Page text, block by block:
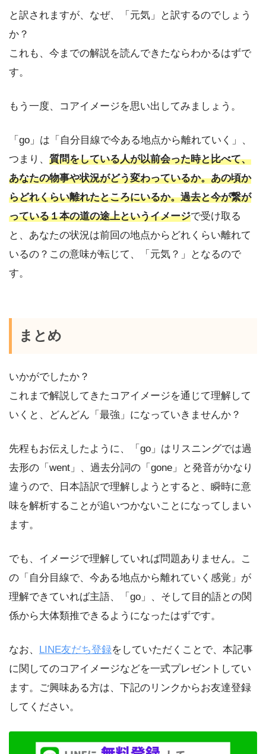
と訳されますが、なぜ、「元気」と訳するのでしょう
か？
これも、今までの解説を読んできたならわかるはずで
す。
もう一度、コアイメージを思い出してみましょう。
「go」は「自分目線で今ある地点から離れていく」、
つまり、 質問をしている人が以前会った時と比べて、
あなたの物事や状況がどう変わっているか。あの頃か
らどれくらい離れたところにいるか。過去と今が繋が
っている１本の道の途上というイメージで受け取る
と、あなたの状況は前回の地点からどれくらい離れて
いるの？この意味が転じて、「元気？」となるので
す。
まとめ
いかがでしたか？
これまで解説してきたコアイメージを通じて理解して
いくと、どんどん「最強」になっていきませんか？
先程もお伝えしたように、「go」はリスニングでは過
去形の「went」、過去分詞の「gone」と発音がかなり
違うので、日本語訳で理解しようとすると、瞬時に意
味を解析することが追いつかないことになってしまい
ます。
でも、イメージで理解していれば問題ありません。こ
の「自分目線で、今ある地点から離れていく感覚」が
理解できていれば主語、「go」、そして目的語との関
係から大体類推できるようになったはずです。
なお、 LINE友だち登録をしていただくことで、本記事
に関してのコアイメージなどを一式プレゼントしてい
ます。ご興味ある方は、下記のリンクからお友達登録
してください。